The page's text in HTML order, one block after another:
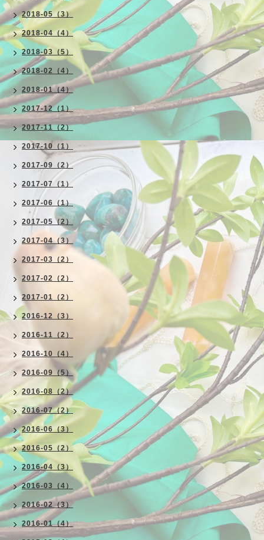
2018-05（3）
2018-04（4）
2018-03（5）
2018-02（4）
2018-01（4）
2017-12（1）
2017-11（2）
2017-10（1）
2017-09（2）
2017-07（1）
2017-06（1）
2017-05（2）
2017-04（3）
2017-03（2）
2017-02（2）
2017-01（2）
2016-12（3）
2016-11（2）
2016-10（4）
2016-09（5）
2016-08（2）
2016-07（2）
2016-06（3）
2016-05（2）
2016-04（3）
2016-03（4）
2016-02（3）
2016-01（4）